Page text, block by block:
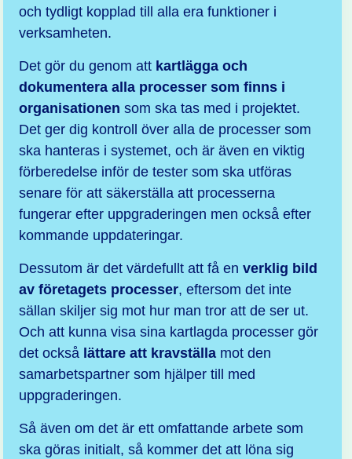
och tydligt kopplad till alla era funktioner i
verksamheten.
Det gör du genom att kartlägga och
dokumentera alla processer som finns i
organisationen som ska tas med i projektet.
Det ger dig kontroll över alla de processer som
ska hanteras i systemet, och är även en viktig
förberedelse inför de tester som ska utföras
senare för att säkerställa att processerna
fungerar efter uppgraderingen men också efter
kommande uppdateringar.
Dessutom är det värdefullt att få enverklig bild
av företagets processer, eftersom det inte
sällan skiljer sig mot hur man tror att de ser ut.
Och att kunna visa sina kartlagda processer gör
det också lättare att kravställa mot den
samarbetspartner som hjälper till med
uppgraderingen.
Så även om det är ett omfattande arbete som
ska göras initialt, så kommer det att löna sig